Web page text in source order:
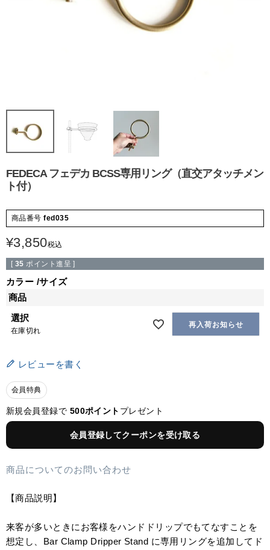
FEDECA フェデカ BCSS専用リング（直交アタッチメン
ト付）
商品番号 fed035
¥3,850税込
[ 35 ポイント進呈 ]
カラー サイズ
商品
選択
在庫切れ
再入荷お知らせ
レビューを書く
会員特典
新規会員登録で 500ポイント プレゼント
会員登録してクーポンを受け取る
商品についてのお問い合わせ
【商品説明】
来客が多いときにお客様をハンドドリップでもてなすことを
想定し、Bar Clamp Dripper Stand に専用リングを追加してド